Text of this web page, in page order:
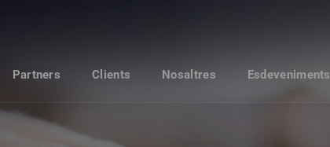
Partners Clients Nosaltres Esdeveniments